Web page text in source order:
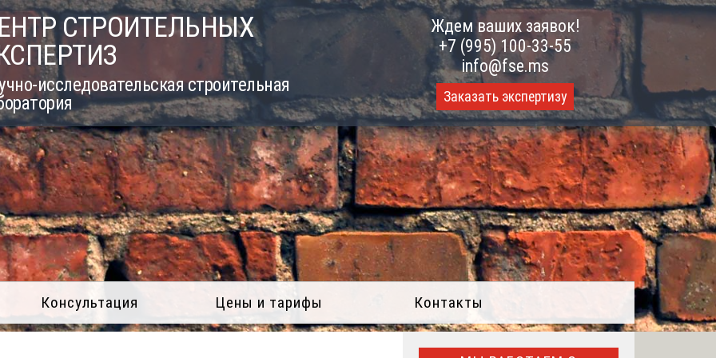
СТРОИТЕЛЬНЫХ
исследовательская строительная
Ждем ваших заявок!
+7 (995) 100-33-55
info@fse.ms
Заказать экспертизу
Консультация Цены и тарифы Контакты